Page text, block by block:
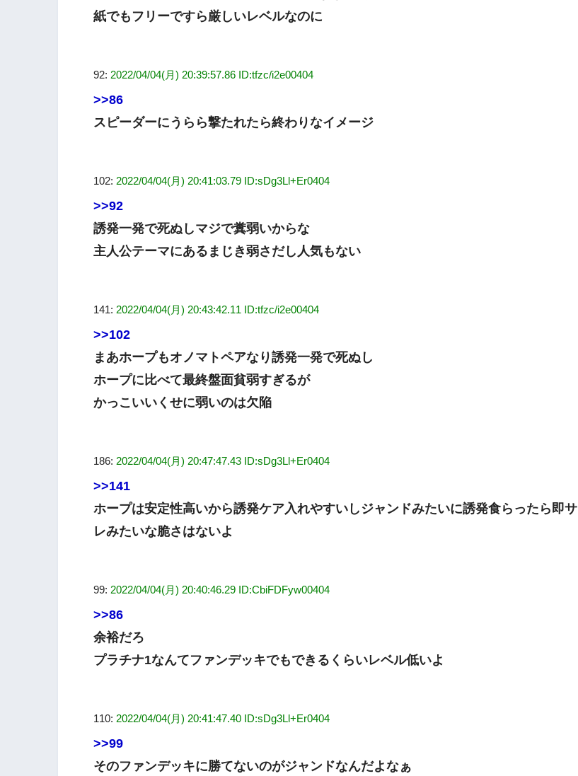
紙でもフリーですら厳しいレベルなのに
92: 2022/04/04(月) 20:39:57.86 ID:tfzc/i2e00404
>>86
スピーダーにうらら撃たれたら終わりなイメージ
102: 2022/04/04(月) 20:41:03.79 ID:sDg3Ll+Er0404
>>92
誘発一発で死ぬしマジで糞弱いからな
主人公テーマにあるまじき弱さだし人気もない
141: 2022/04/04(月) 20:43:42.11 ID:tfzc/i2e00404
>>102
まあホープもオノマトペアなり誘発一発で死ぬし
ホープに比べて最終盤面貧弱すぎるが
かっこいいくせに弱いのは欠陥
186: 2022/04/04(月) 20:47:47.43 ID:sDg3Ll+Er0404
>>141
ホープは安定性高いから誘発ケア入れやすいしジャンドみたいに誘発食らったら即サ
レみたいな脆さはないよ
99: 2022/04/04(月) 20:40:46.29 ID:CbiFDFyw00404
>>86
余裕だろ
プラチナ1なんてファンデッキでもできるくらいレベル低いよ
110: 2022/04/04(月) 20:41:47.40 ID:sDg3Ll+Er0404
>>99
そのファンデッキに勝てないのがジャンドなんだよなぁ